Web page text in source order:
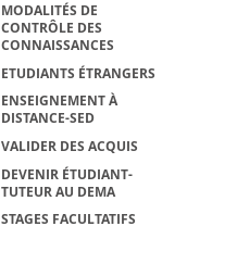
MODALITÉS DE
CONTRÔLE DES
CONNAISSANCES
ETUDIANTS ÉTRANGERS
ENSEIGNEMENT À
DISTANCE-SED
VALIDER DES ACQUIS
DEVENIR ÉTUDIANT-
TUTEUR AU DEMA
STAGES FACULTATIFS